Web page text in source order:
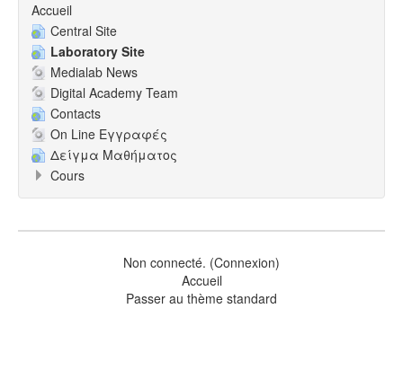
Accueil
Central Site
Laboratory Site
Medialab News
Digital Academy Team
Contacts
On Line Εγγραφές
Δείγμα Μαθήματος
Cours
Non connecté. (Connexion)
Accueil
Passer au thème standard